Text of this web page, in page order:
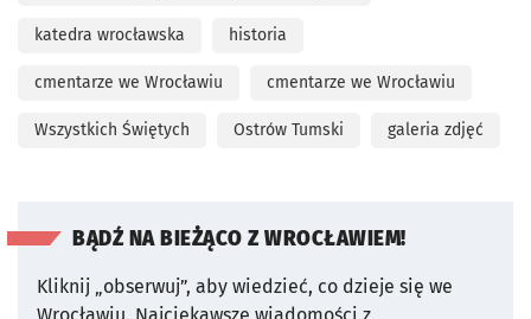
katedra wrocławska historia
cmentarze we Wrocławiu cmentarze we Wrocławiu
Wszystkich Świętych Ostrów Tumski galeria zdjęć
BĄDŹ NA BIEŻĄCO Z WROCŁAWIEM!
Kliknij „obserwuj”, aby wiedzieć, co dzieje się we
Wrocławiu. Najciekawsze wiadomości z